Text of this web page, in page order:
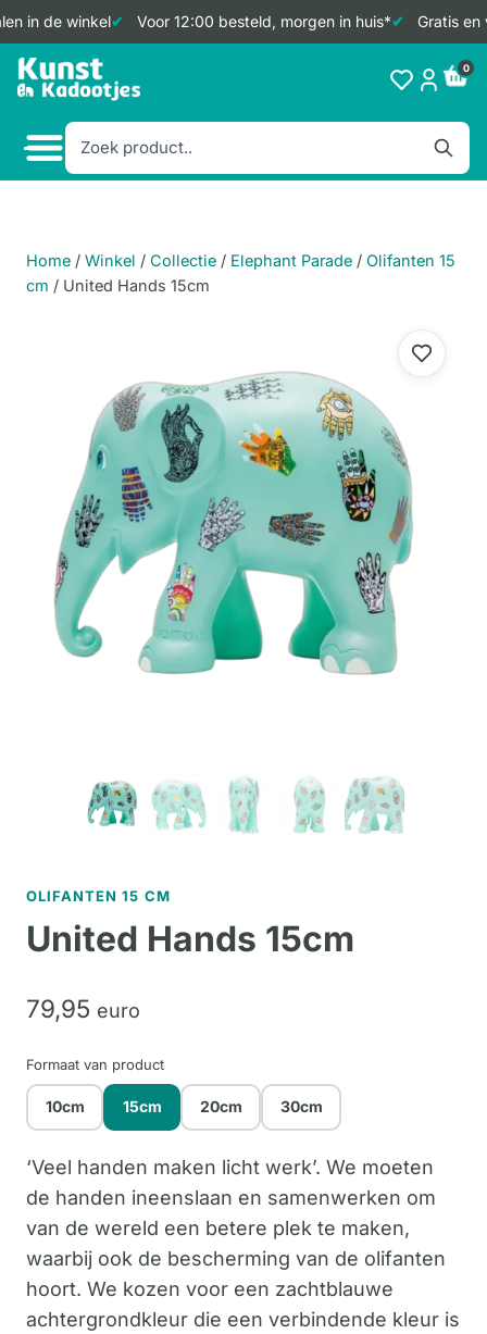
in de winkel Voor 12:00 besteld, morgen in huis* Gratis en
Doorgaan
naar
0
Home / Winkel / Collectie / Elephant Parade / Olifanten 15
cm / United Hands 15cm
OLIFANTEN 15 CM
United Hands 15cm
79,95 euro
Formaat van product
10cm 15cm 20cm 30cm
‘Veel handen maken licht werk’. We moeten
de handen ineenslaan en samenwerken om
van de wereld een betere plek te maken,
waarbij ook de bescherming van de olifanten
hoort. We kozen voor een zachtblauwe
achtergrondkleur die een verbindende kleur is